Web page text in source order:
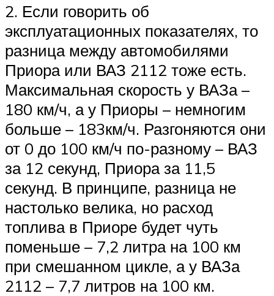
2. Если говорить об
эксплуатационных показателях, то
разница между автомобилями
Приора или ВАЗ 2112 тоже есть.
Максимальная скорость у ВАЗа –
180 км/ч, а у Приоры – немногим
больше – 183км/ч. Разгоняются они
от 0 до 100 км/ч по-разному – ВАЗ
за 12 секунд, Приора за 11,5
секунд. В принципе, разница не
настолько велика, но расход
топлива в Приоре будет чуть
поменьше – 7,2 литра на 100 км
при смешанном цикле, а у ВАЗа
2112 – 7,7 литров на 100 км.